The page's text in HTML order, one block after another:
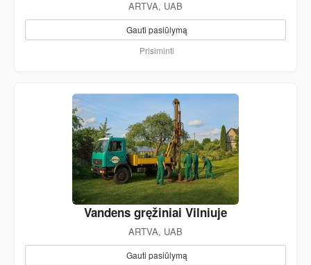
ARTVA, UAB
Gauti pasiūlymą
Prisiminti
Vandens gręžiniai Vilniuje
ARTVA, UAB
Gauti pasiūlymą